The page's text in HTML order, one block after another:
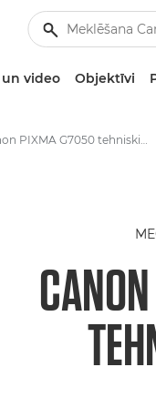
video Objektīvi
Canon PIXMA G7050 tehniskie dati